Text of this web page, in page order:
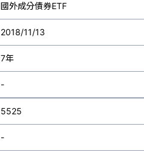
國外成分債券ETF
2018/11/13
7年
-
5525
-